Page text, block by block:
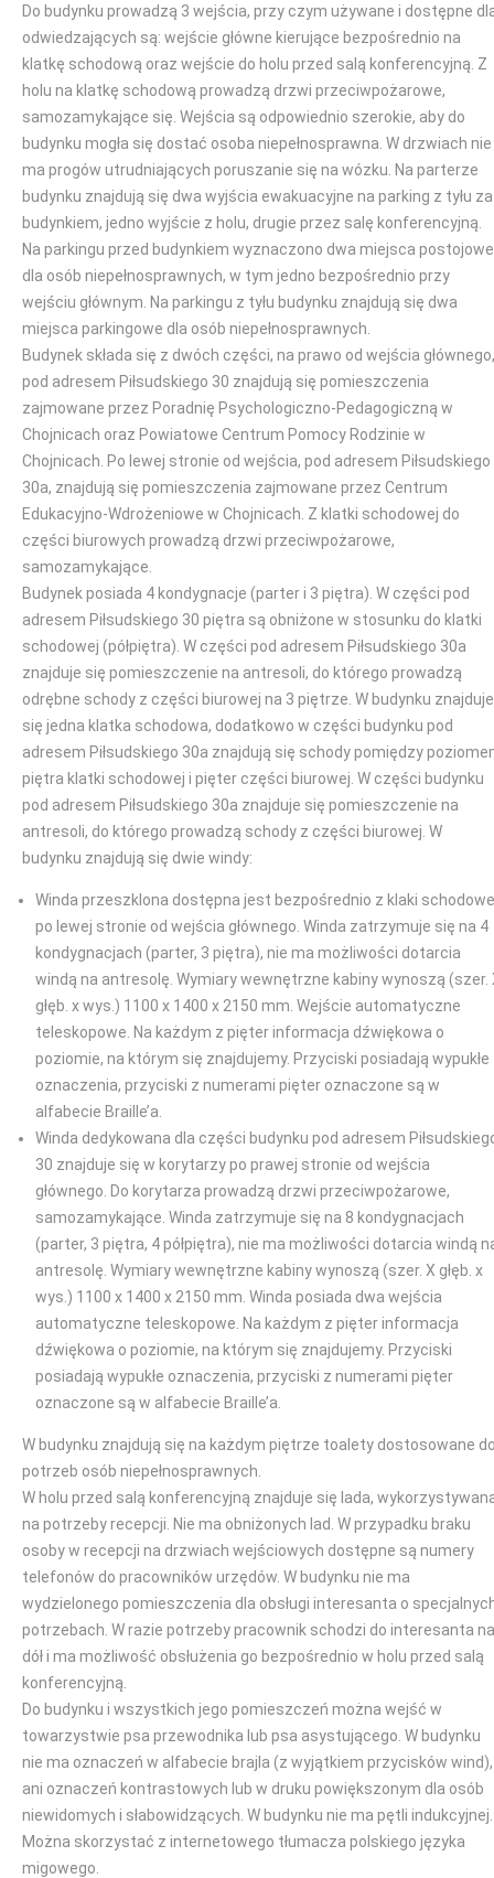
Do budynku prowadzą 3 wejścia, przy czym używane i dostępne
odwiedzających są: wejście główne kierujące bezpośrednio na
klatkę schodową oraz wejście do holu przed salą konferencyjną. Z
holu na klatkę schodową prowadzą drzwi przeciwpożarowe,
samozamykające się. Wejścia są odpowiednio szerokie, aby do
budynku mogła się dostać osoba niepełnosprawna. W drzwiach nie
ma progów utrudniających poruszanie się na wózku. Na parterze
budynku znajdują się dwa wyjścia ewakuacyjne na parking z tyłu za
budynkiem, jedno wyjście z holu, drugie przez salę konferencyjną.
Na parkingu przed budynkiem wyznaczono dwa miejsca postojowe
dla osób niepełnosprawnych, w tym jedno bezpośrednio przy
wejściu głównym. Na parkingu z tyłu budynku znajdują się dwa
miejsca parkingowe dla osób niepełnosprawnych.
Budynek składa się z dwóch części, na prawo od wejścia głównego,
pod adresem Piłsudskiego 30 znajdują się pomieszczenia
zajmowane przez Poradnię Psychologiczno-Pedagogiczną w
Chojnicach oraz Powiatowe Centrum Pomocy Rodzinie w
Chojnicach. Po lewej stronie od wejścia, pod adresem Piłsudskiego
30a, znajdują się pomieszczenia zajmowane przez Centrum
Edukacyjno-Wdrożeniowe w Chojnicach. Z klatki schodowej do
części biurowych prowadzą drzwi przeciwpożarowe,
samozamykające.
Budynek posiada 4 kondygnacje (parter i 3 piętra). W części pod
adresem Piłsudskiego 30 piętra są obniżone w stosunku do klatki
schodowej (półpiętra). W części pod adresem Piłsudskiego 30a
znajduje się pomieszczenie na antresoli, do którego prowadzą
odrębne schody z części biurowej na 3 piętrze. W budynku znajduje
się jedna klatka schodowa, dodatkowo w części budynku pod
adresem Piłsudskiego 30a znajdują się schody pomiędzy
piętra klatki schodowej i pięter części biurowej. W części budynku
pod adresem Piłsudskiego 30a znajduje się pomieszczenie na
antresoli, do którego prowadzą schody z części biurowej. W
budynku znajdują się dwie windy:
Winda przeszklona dostępna jest bezpośrednio z klaki
po lewej stronie od wejścia głównego. Winda zatrzymuje się na 4
kondygnacjach (parter, 3 piętra), nie ma możliwości dotarcia
windą na antresolę. Wymiary wewnętrzne kabiny wynoszą (szer.
głęb. x wys.) 1100 x 1400 x 2150 mm. Wejście automatyczne
teleskopowe. Na każdym z pięter informacja dźwiękowa o
poziomie, na którym się znajdujemy. Przyciski posiadają wypukłe
oznaczenia, przyciski z numerami pięter oznaczone są w
alfabecie Braille’a.
Winda dedykowana dla części budynku pod adresem
30 znajduje się w korytarzy po prawej stronie od wejścia
głównego. Do korytarza prowadzą drzwi przeciwpożarowe,
samozamykające. Winda zatrzymuje się na 8 kondygnacjach
(parter, 3 piętra, 4 półpiętra), nie ma możliwości dotarcia windą
antresolę. Wymiary wewnętrzne kabiny wynoszą (szer. X głęb. x
wys.) 1100 x 1400 x 2150 mm. Winda posiada dwa wejścia
automatyczne teleskopowe. Na każdym z pięter informacja
dźwiękowa o poziomie, na którym się znajdujemy. Przyciski
posiadają wypukłe oznaczenia, przyciski z numerami pięter
oznaczone są w alfabecie Braille’a.
W budynku znajdują się na każdym piętrze toalety dostosowane
potrzeb osób niepełnosprawnych.
W holu przed salą konferencyjną znajduje się lada,
na potrzeby recepcji. Nie ma obniżonych lad. W przypadku braku
osoby w recepcji na drzwiach wejściowych dostępne są numery
telefonów do pracowników urzędów. W budynku nie ma
wydzielonego pomieszczenia dla obsługi interesanta o
potrzebach. W razie potrzeby pracownik schodzi do interesanta na
dół i ma możliwość obsłużenia go bezpośrednio w holu przed salą
konferencyjną.
Do budynku i wszystkich jego pomieszczeń można wejść w
towarzystwie psa przewodnika lub psa asystującego. W budynku
nie ma oznaczeń w alfabecie brajla (z wyjątkiem przycisków wind),
ani oznaczeń kontrastowych lub w druku powiększonym dla osób
niewidomych i słabowidzących. W budynku nie ma pętli indukcyjnej.
Można skorzystać z internetowego tłumacza polskiego języka
migowego.